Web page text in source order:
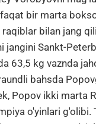
bir marta
bilan jang
jangini Sankt-
63,5 kg vaznda
bahsda
Popov ikki marta
o'yinlari